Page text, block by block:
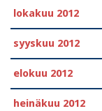
lokakuu 2012
syyskuu 2012
elokuu 2012
heinäkuu 2012